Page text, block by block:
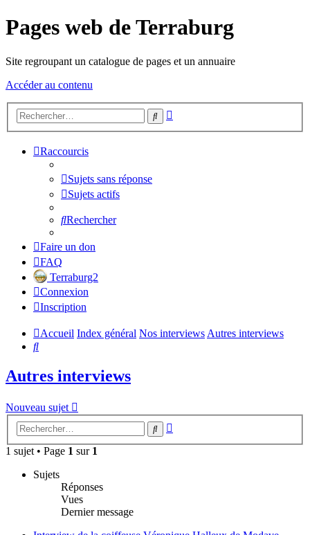
Pages web de Terraburg
Site regroupant un catalogue de pages et un annuaire
Accéder au contenu
Rechercher
Raccourcis
Sujets sans réponse
Sujets actifs
Rechercher
Faire un don
FAQ
Terraburg2
Connexion
Inscription
Accueil Index général Nos interviewsAutres interviews
Rechercher
Autres interviews
Nouveau sujet
Rechercher
1 sujet • Page 1 sur 1
Sujets
Réponses
Vues
Dernier message